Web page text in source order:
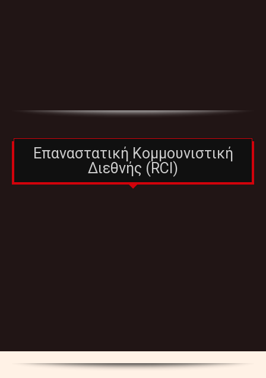
Επαναστατική Κομμουνιστική
Διεθνής (RCI)